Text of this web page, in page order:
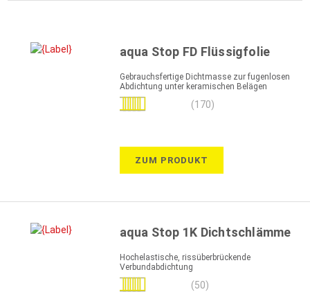
aqua Stop FD Flüssigfolie
Gebrauchsfertige Dichtmasse zur fugenlosen
Abdichtung unter keramischen Belägen
Bewertung:
(170)
ZUM PRODUKT
aqua Stop 1K Dichtschlämme
Hochelastische, rissüberbrückende
Verbundabdichtung
Bewertung:
(50)